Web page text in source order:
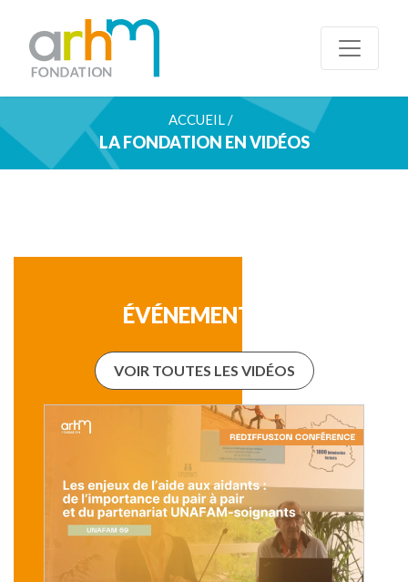
ACCUEIL /
LA FONDATION EN VIDÉOS
ÉVÉNEMENTS
VOIR TOUTES LES VIDÉOS